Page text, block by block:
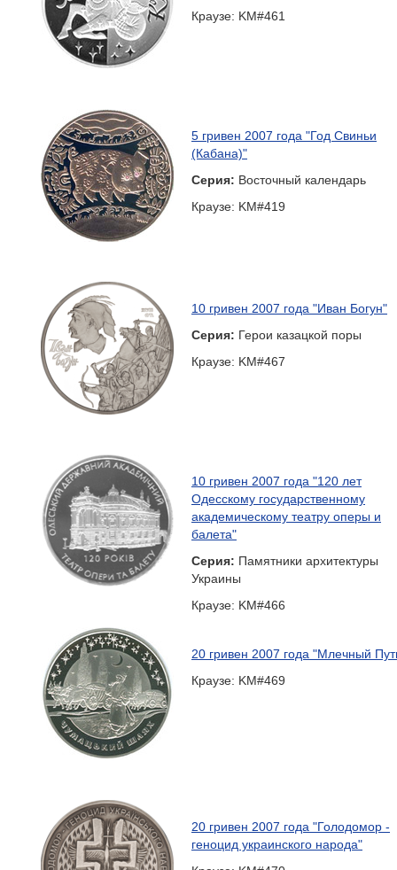
Краузе: KM#461
5 гривен 2007 года "Год Свиньи
(Кабана)"
Серия: Восточный календарь
Краузе: KM#419
10 гривен 2007 года "Иван Богун"
Серия: Герои казацкой поры
Краузе: KM#467
10 гривен 2007 года "120 лет
Одесскому государственному
академическому театру оперы и
балета"
Серия: Памятники архитектуры
Украины
Краузе: KM#466
20 гривен 2007 года "Млечный
Краузе: KM#469
20 гривен 2007 года "Голодомор -
геноцид украинского народа"